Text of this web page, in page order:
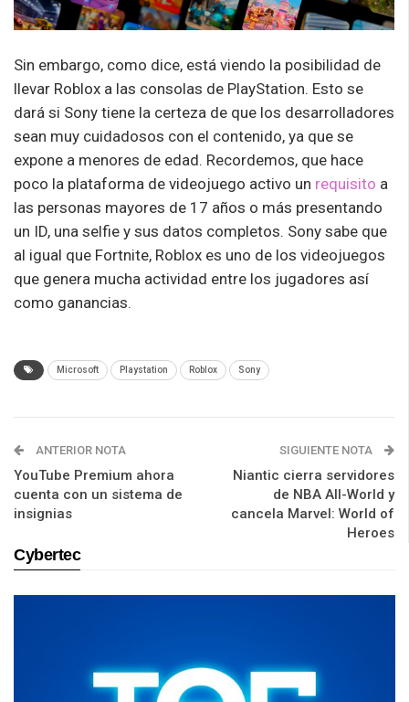
Sin embargo, como dice, está viendo la posibilidad de
llevar Roblox a las consolas de PlayStation. Esto se
dará si Sony tiene la certeza de que los desarrolladores
sean muy cuidadosos con el contenido, ya que se
expone a menores de edad. Recordemos, que hace
poco la plataforma de videojuego activo un requisito a
las personas mayores de 17 años o más presentando
un ID, una selfie y sus datos completos. Sony sabe que
al igual que Fortnite, Roblox es uno de los videojuegos
que genera mucha actividad entre los jugadores así
como ganancias.
Microsoft Playstation Roblox Sony
ANTERIOR NOTA
YouTube Premium ahora
cuenta con un sistema de
insignias
SIGUIENTE NOTA
Niantic cierra servidores
de NBA All-World y
cancela Marvel: World of
Heroes
Cybertec